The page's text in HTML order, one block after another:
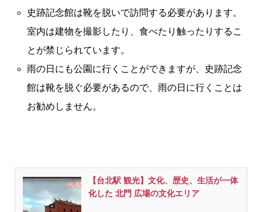
史跡記念館は靴を脱いで訪問する必要があります。
室内は建物を撮影したり、食べたり触ったりするこ
とが禁じられています。
雨の日にも公園に行くことができますが、史跡記念
館は靴を脱ぐ必要があるので、雨の日に行くことは
お勧めしません。
【台北駅 観光】文化、歴史、生活が一体
化した 北門 広場の文化エリア